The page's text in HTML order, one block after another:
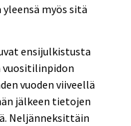
myös sitä
ensijulkistusta
vuositilinpidon
vuoden viiveellä
jälkeen tietojen
Neljänneksittäin